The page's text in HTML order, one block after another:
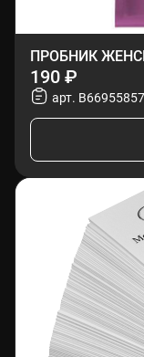
ПРОБНИК
190 ₽
арт. B66955857